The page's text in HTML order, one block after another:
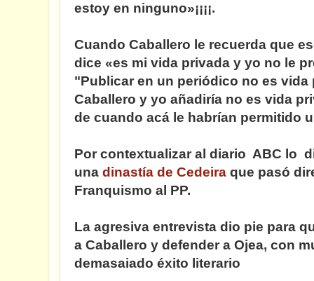
estoy en ninguno»¡¡¡¡.
Cuando Caballero le recuerda que
dice «es mi vida privada y yo no le
"Publicar en un periódico no es vida
Caballero y yo añadiría no es vida
de cuando acá le habrían permitido
Por contextualizar al diario ABC lo
una dinastía de Cedeira que pasó
Franquismo al PP.
La agresiva entrevista dio pie para
a Caballero y defender a Ojea, con
demasaiado éxito literario